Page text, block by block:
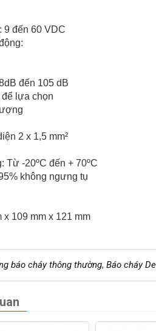
9 đến 60 VDC
đến 105 dB
để lựa chọn
2 x 1,5 mm²
Từ -20ºC đến + 70ºC
không ngưng tụ
109 mm x 121 mm
báo cháy thông thường, Báo cháy